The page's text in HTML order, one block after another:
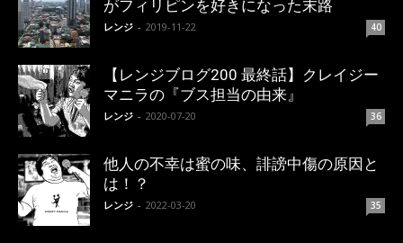
がフィリピンを好きになった末路
レンジ - 2019-11-22 40
【レンジブログ200 最終話】クレイジー
マニラの『ブス担当の由来』
レンジ - 2020-07-20 36
他人の不幸は蜜の味、誹謗中傷の原因と
は！？
レンジ - 2022-03-20 35